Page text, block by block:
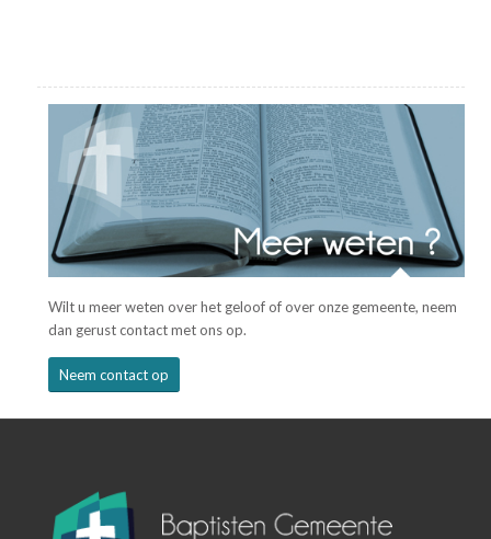
Wilt u meer weten over het geloof of over onze gemeente, neem
dan gerust contact met ons op.
Neem contact op